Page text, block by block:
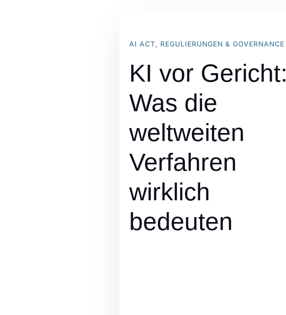
AI ACT, REGULIERUNGEN & GOVERNANCE
KI vor Gericht:
Was die
weltweiten
Verfahren
wirklich
bedeuten